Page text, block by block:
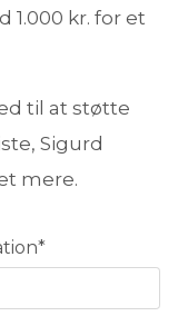
kr. for et
til at støtte
Sigurd
mere.
*